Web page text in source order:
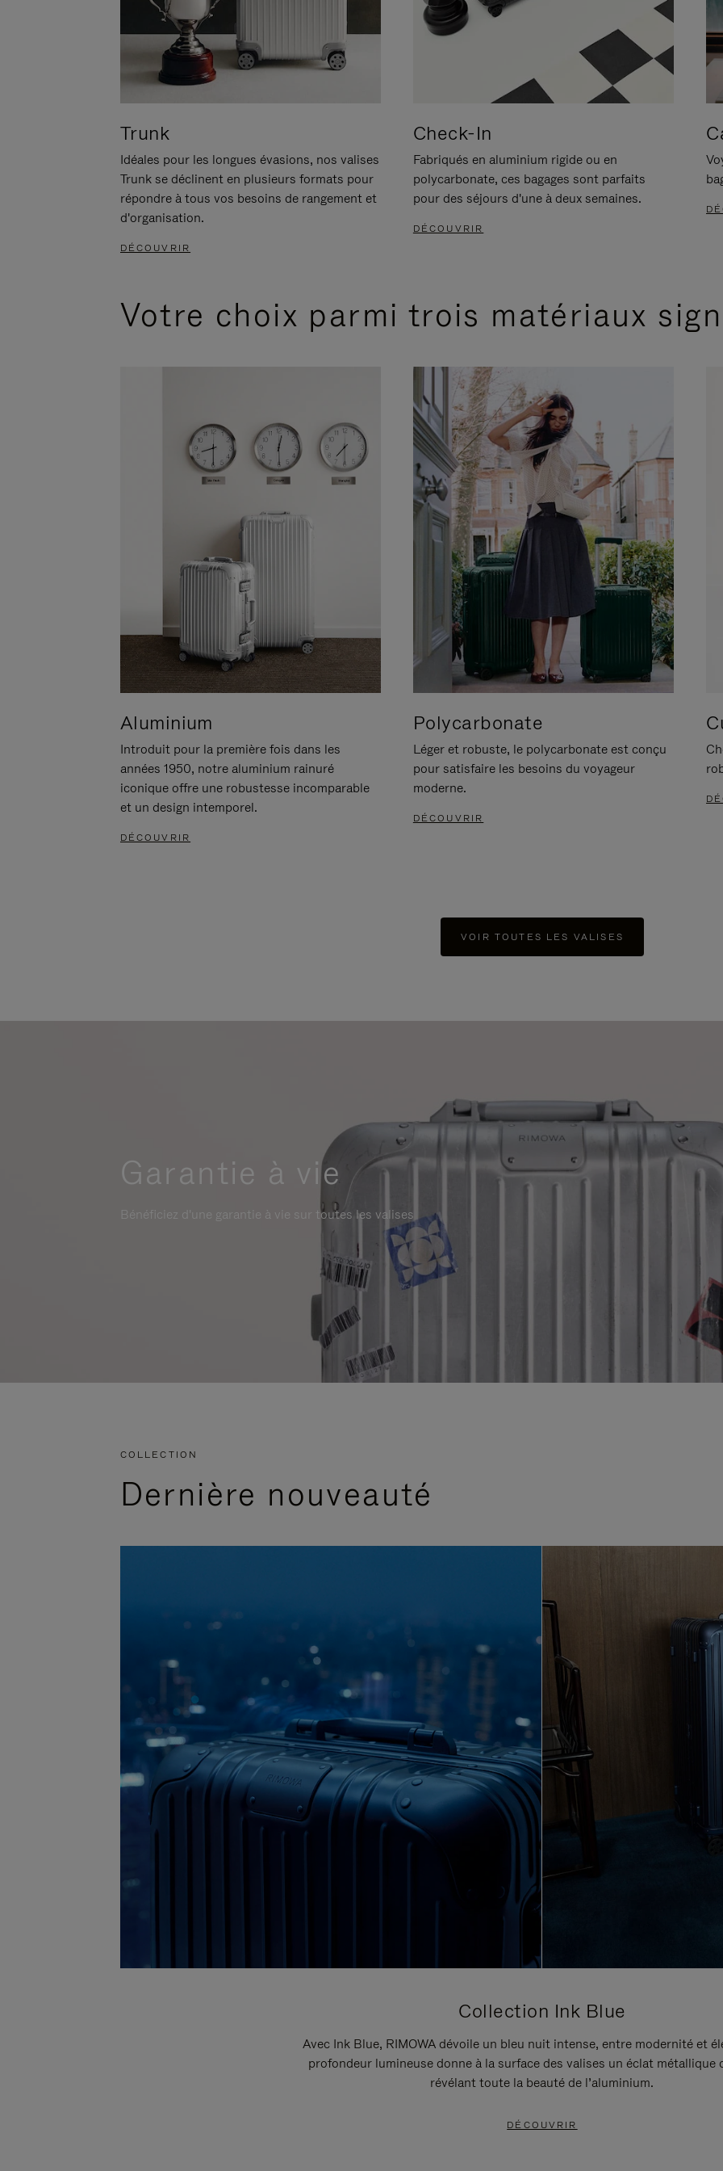
Trunk
Idéales pour les longues évasions, nos valises
Trunk se déclinent en plusieurs formats pour
répondre à tous vos besoins de rangement et
d'organisation.
DÉCOUVRIR
Check-In
Fabriqués en aluminium rigide ou en
polycarbonate, ces bagages sont parfaits
pour des séjours d'une à deux semaines.
DÉCOUVRIR
Votre choix parmi trois matériaux
Aluminium
Introduit pour la première fois dans les
années 1950, notre aluminium rainuré
iconique offre une robustesse incomparable
et un design intemporel.
DÉCOUVRIR
Polycarbonate
Léger et robuste, le polycarbonate est conçu
pour satisfaire les besoins du voyageur
moderne.
DÉCOUVRIR
VOIR TOUTES LES VALISES
Garantie à vie
Bénéficiez d'une garantie à vie sur toutes les valises
COLLECTION
Dernière nouveauté
Collection Ink Blue
Avec Ink Blue, RIMOWA dévoile un bleu nuit intense, entre modernité et
profondeur lumineuse donne à la surface des valises un éclat métallique
révélant toute la beauté de l’aluminium.
DÉCOUVRIR